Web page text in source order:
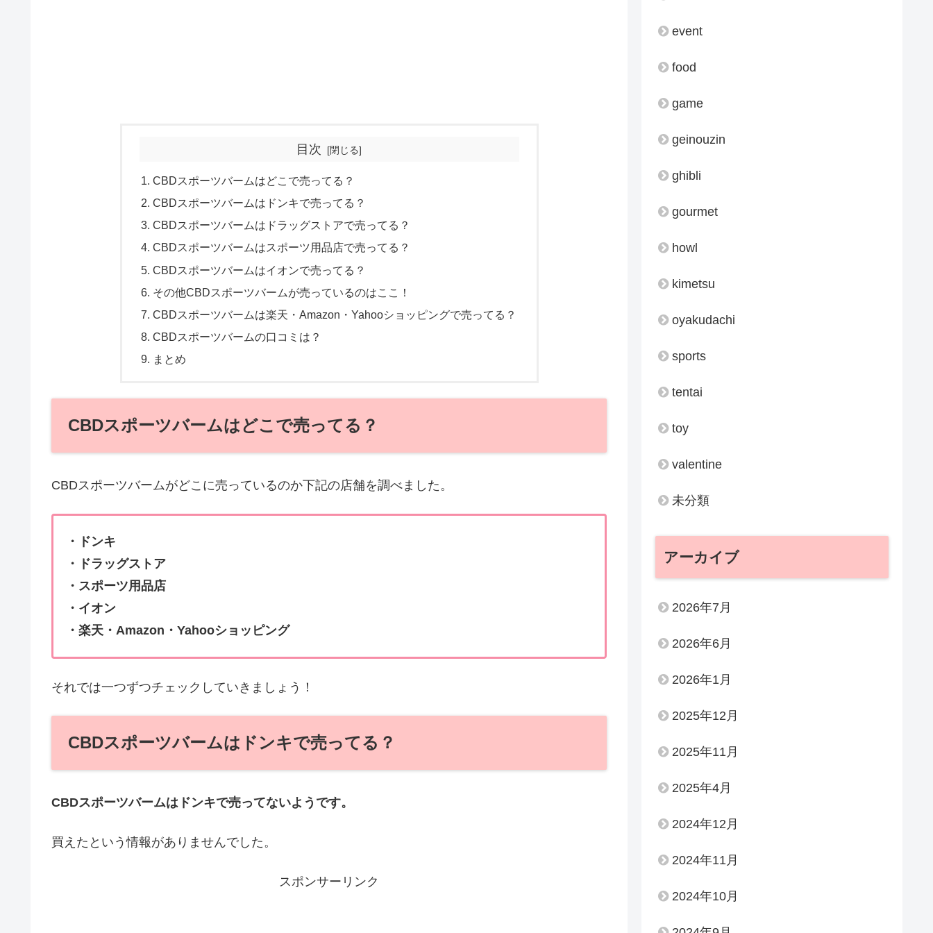
目次
CBDスポーツバームはどこで売ってる？
CBDスポーツバームはドンキで売ってる？
CBDスポーツバームはドラッグストアで売ってる？
CBDスポーツバームはスポーツ用品店で売ってる？
CBDスポーツバームはイオンで売ってる？
その他CBDスポーツバームが売っているのはここ！
CBDスポーツバームは楽天・Amazon・Yahooショッピングで売ってる？
CBDスポーツバームの口コミは？
まとめ
CBDスポーツバームはどこで売ってる？
CBDスポーツバームがどこに売っているのか下記の店舗を調べました。
・ドンキ
・ドラッグストア
・スポーツ用品店
・イオン
・楽天・Amazon・Yahooショッピング
それでは一つずつチェックしていきましょう！
CBDスポーツバームはドンキで売ってる？
CBDスポーツバームはドンキで売ってないようです。
買えたという情報がありませんでした。
スポンサーリンク
event
food
game
geinouzin
ghibli
gourmet
howl
kimetsu
oyakudachi
sports
tentai
toy
valentine
未分類
アーカイブ
2026年7月
2026年6月
2026年1月
2025年12月
2025年11月
2025年4月
2024年12月
2024年11月
2024年10月